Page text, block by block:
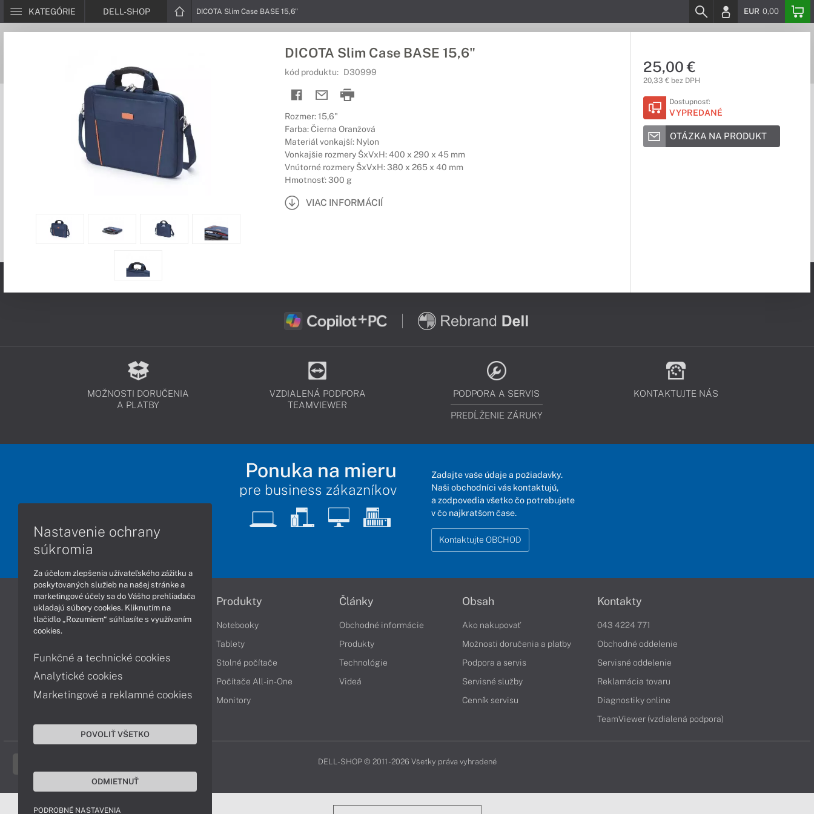
KATEGÓRIE DELL-SHOP DICOTA Slim Case BASE 15,6" EUR 0,00
DICOTA Slim Case BASE 15,6"
kód produktu: D30999
Rozmer: 15,6"
Farba: Čierna Oranžová
Materiál vonkajší: Nylon
Vonkajšie rozmery ŠxVxH: 400 x 290 x 45 mm
Vnútorné rozmery ŠxVxH: 380 x 265 x 40 mm
Hmotnosť: 300 g
VIAC INFORMÁCIÍ
25,00 €
20,33 € bez DPH
Dostupnosť:
VYPREDANÉ
OTÁZKA NA PRODUKT
MOŽNOSTI DORUČENIA
A PLATBY
VZDIALENÁ PODPORA
TEAMVIEWER
PODPORA A SERVIS
PREDĹŽENIE ZÁRUKY
KONTAKTUJTE NÁS
Ponuka na mieru
pre business zákazníkov
Zadajte vaše údaje a požiadavky.
Naši obchodníci vás kontaktujú,
a zodpovedia všetko čo potrebujete
v čo najkratšom čase.
Kontaktujte OBCHOD
Informácie
Obchodné podmienky
Ochrana osobných údajov
Vrátenie tovaru
Vyhlásenie o prístupnosti
Produkty
Notebooky
Tablety
Stolné počítače
Počítače All-in-One
Monitory
Články
Obchodné informácie
Produkty
Technológie
Videá
Obsah
Ako nakupovať
Možnosti doručenia a platby
Podpora a servis
Servisné služby
Cenník servisu
Kontakty
043 4224 771
Obchodné oddelenie
Servisné oddelenie
Reklamácia tovaru
Diagnostiky online
TeamViewer (vzdialená podpora)
DELL-SHOP © 2011 - 2026 Všetky práva vyhradené
Nastavenie ochrany
súkromia
Za účelom zlepšenia užívateľského zážitku a
poskytovaných služieb na našej stránke a
marketingové účely sa do Vášho prehliadača
ukladajú súbory cookies. Kliknutím na
tlačidlo „Rozumiem“ súhlasíte s využívaním
cookies.
Funkčné a technické cookies
Analytické cookies
Marketingové a reklamné cookies
POVOLIŤ VŠETKO
ODMIETNUŤ
PODROBNÉ NASTAVENIA